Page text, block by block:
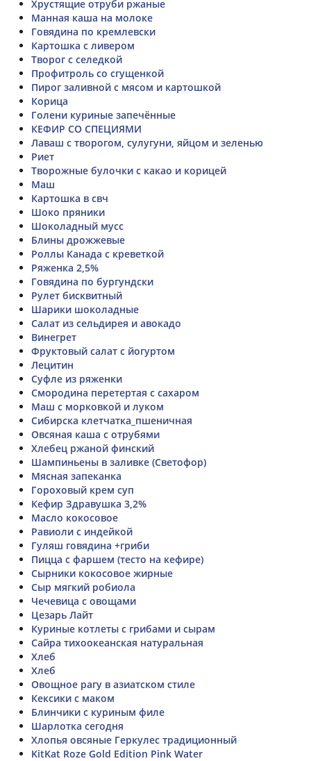
Хрустящие отруби ржаные
Манная каша на молоке
Говядина по кремлевски
Картошка с ливером
Творог с селедкой
Профитроль со сгущенкой
Пирог заливной с мясом и картошкой
Корица
Голени куриные запечённые
КЕФИР СО СПЕЦИЯМИ
Лаваш с творогом, сулугуни, яйцом и зеленью
Риет
Творожные булочки с какао и корицей
Маш
Картошка в свч
Шоко пряники
Шоколадный мусс
Блины дрожжевые
Роллы Канада с креветкой
Ряженка 2,5%
Говядина по бургундски
Рулет бисквитный
Шарики шоколадные
Салат из сельдирея и авокадо
Винегрет
Фруктовый салат с йогуртом
Лецитин
Суфле из ряженки
Смородина перетертая с сахаром
Маш с морковкой и луком
Сибирска клетчатка_пшеничная
Овсяная каша с отрубями
Хлебец ржаной финский
Шампиньены в заливке (Светофор)
Мясная запеканка
Гороховый крем суп
Кефир Здравушка 3,2%
Масло кокосовое
Равиоли с индейкой
Гуляш говядина +гриби
Пицца с фаршем (тесто на кефире)
Сырники кокосовое жирные
Сыр мягкий робиола
Чечевица с овощами
Цезарь Лайт
Куриные котлеты с грибами и сырам
Сайра тихоокеанская натуральная
Хлеб
Хлеб
Овощное рагу в азиатском стиле
Кексики с маком
Блинчики с куриным филе
Шарлотка сегодня
Хлопья овсяные Геркулес традиционный
KitKat Roze Gold Edition Pink Water